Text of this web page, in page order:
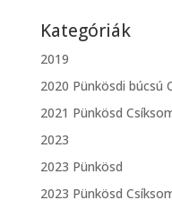
Kategóriák
2019
2020 Pünkösdi búcsú
2021 Pünkösd
2023
2023 Pünkösd
2023 Pünkösd